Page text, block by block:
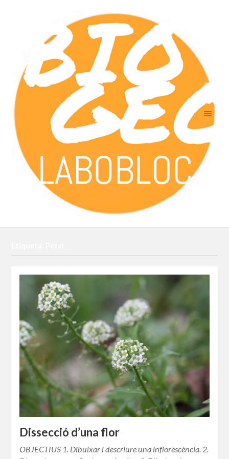
Dissecció d’una flor
OBJECTIUS 1. Dibuixar i descriure una inflorescència. 2.